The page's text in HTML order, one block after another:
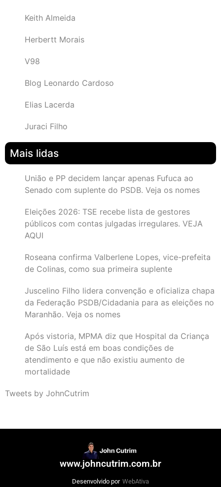
Keith Almeida
Herbertt Morais
V98
Blog Leonardo Cardoso
Elias Lacerda
Juraci Filho
Mais lidas
União e PP decidem lançar apenas Fufuca ao
Senado com suplente do PSDB. Veja os nomes
Eleições 2026: TSE recebe lista de gestores
públicos com contas julgadas irregulares. VEJA
AQUI
Roseana confirma Valberlene Lopes, vice-prefeita
de Colinas, como sua primeira suplente
Juscelino Filho lidera convenção e oficializa chapa
da Federação PSDB/Cidadania para as eleições no
Maranhão. Veja os nomes
Após vistoria, MPMA diz que Hospital da Criança
de São Luís está em boas condições de
atendimento e que não existiu aumento de
mortalidade
Tweets by JohnCutrim
www.johncutrim.com.br
Desenvolvido por WebAtiva